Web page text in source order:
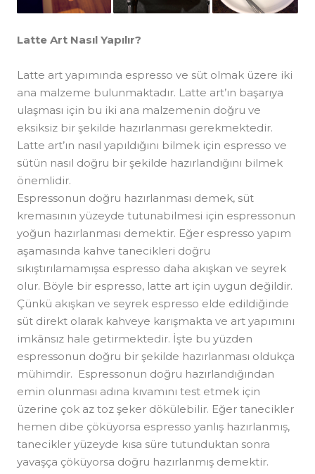
Latte Art Nasıl Yapılır?
Latte art yapımında espresso ve süt olmak üzere iki
ana malzeme bulunmaktadır. Latte art’ın başarıya
ulaşması için bu iki ana malzemenin doğru ve
eksiksiz bir şekilde hazırlanması gerekmektedir.
Latte art’ın nasıl yapıldığını bilmek için espresso ve
sütün nasıl doğru bir şekilde hazırlandığını bilmek
önemlidir.
Espressonun doğru hazırlanması demek, süt
kremasının yüzeyde tutunabilmesi için espressonun
yoğun hazırlanması demektir. Eğer espresso yapım
aşamasında kahve tanecikleri doğru
sıkıştırılamamışsa espresso daha akışkan ve seyrek
olur. Böyle bir espresso, latte art için uygun değildir.
Çünkü akışkan ve seyrek espresso elde edildiğinde
süt direkt olarak kahveye karışmakta ve art yapımını
imkânsız hale getirmektedir. İşte bu yüzden
espressonun doğru bir şekilde hazırlanması oldukça
mühimdir. Espressonun doğru hazırlandığından
emin olunması adına kıvamını test etmek için
üzerine çok az toz şeker dökülebilir. Eğer tanecikler
hemen dibe çöküyorsa espresso yanlış hazırlanmış,
tanecikler yüzeyde kısa süre tutunduktan sonra
yavaşça çöküyorsa doğru hazırlanmış demektir.